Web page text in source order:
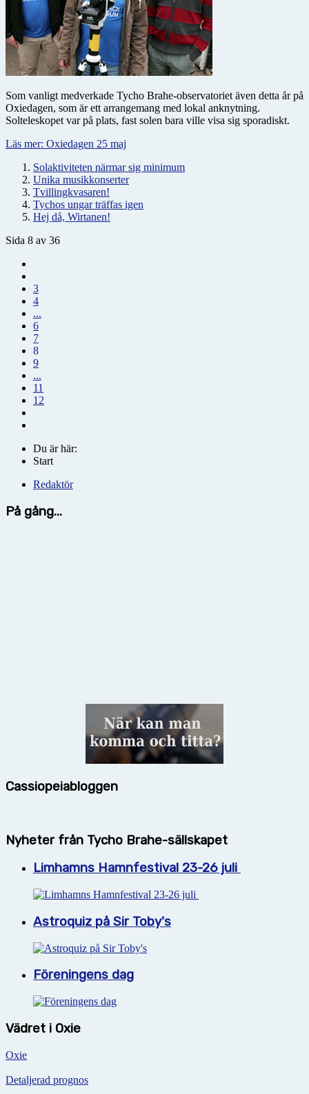
Som vanligt medverkade Tycho Brahe-observatoriet även detta år på
Oxiedagen, som är ett arrangemang med lokal anknytning.
Solteleskopet var på plats, fast solen bara ville visa sig sporadiskt.
Läs mer: Oxiedagen 25 maj
Solaktiviteten närmar sig minimum
Unika musikkonserter
Tvillingkvasaren!
Tychos ungar träffas igen
Hej då, Wirtanen!
Sida 8 av 36
3
4
...
6
7
8
9
...
11
12
Du är här:
Start
Redaktör
På gång...
Cassiopeiabloggen
Nyheter från Tycho Brahe-sällskapet
Limhamns Hamnfestival 23-26 juli
Astroquiz på Sir Toby's
Föreningens dag
Vädret i Oxie
Oxie
Detaljerad prognos